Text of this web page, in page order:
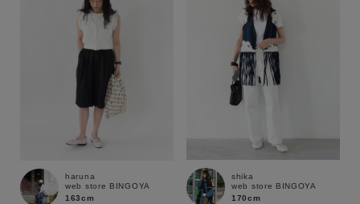
ブランド
haruna
web store BINGOYA
163cm
shika
web store BINGOYA
170cm